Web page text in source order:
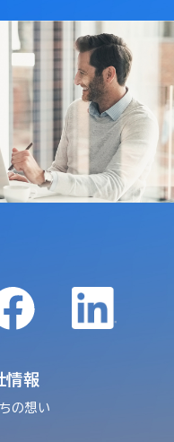
情報
の想い